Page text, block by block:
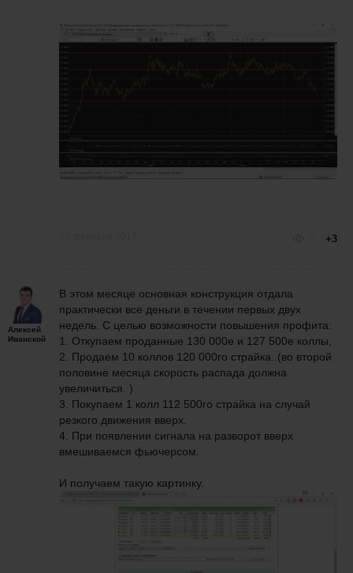
+3
Алексей
Иванской
В этом месяце основная конструкция отдала
практически все деньги в течении первых двух
недель. С целью возможности повышения профита:
1. Откупаем проданные 130 000е и 127 500е коллы,
2. Продаем 10 коллов 120 000го страйка..(во второй
половине месяца скорость распада должна
увеличиться. )
3. Покупаем 1 колл 112 500го страйка на случай
резкого движения вверх.
4. При появлении сигнала на разворот вверх
вмешиваемся фьючерсом.
И получаем такую картинку.